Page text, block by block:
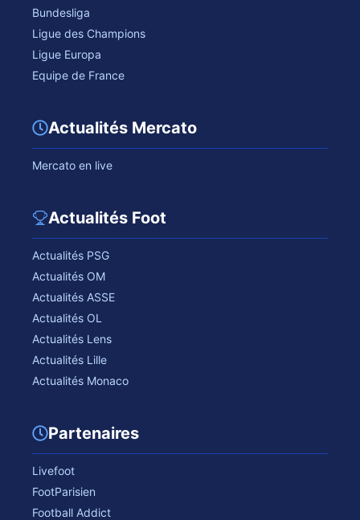
Bundesliga
Ligue des Champions
Ligue Europa
Equipe de France
Actualités Mercato
Mercato en live
Actualités Foot
Actualités PSG
Actualités OM
Actualités ASSE
Actualités OL
Actualités Lens
Actualités Lille
Actualités Monaco
Partenaires
Livefoot
FootParisien
Football Addict